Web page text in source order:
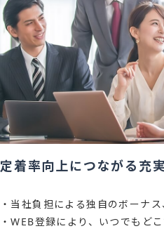
定着率向上につながる 充
・当社負担による独自のボーナ
・WEB登録により、いつでもど